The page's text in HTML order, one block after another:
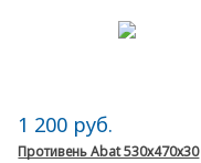
1 200 руб.
Противень Abat 530х470х30